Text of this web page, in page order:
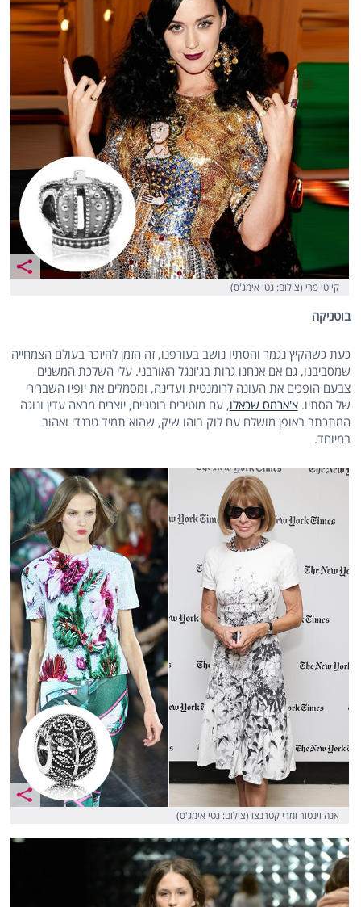
קייטי פרי (צילום: גטי אימג'ס)
בוטניקה
כעת כשהקיץ נגמר והסתיו נושב בעורפנו, זה הזמן להיזכר בעולם הצמחייה
שמסביבנו, גם אם אנחנו גרות בג'ונגל האורבני. עלי השלכת המשנים
צבעם הופכים את העונה לרומנטית ועדינה, ומסמלים את יופיו השברירי
של הסתיו.צ'ארמס שכאלו, עם מוטיבים בוטניים, יוצרים מראה עדין ונוגה
המתכתב באופן מושלם עם לוק בוהו שיק, שהוא תמיד טרנדי ואהוב
במיוחד.
אנה וינטור ומרי קטרנצו (צילום: גטי אימג'ס)